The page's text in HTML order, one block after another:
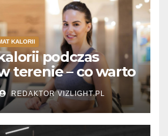
KALORII
podczas
terenie – co warto
REDAKTOR VIZLIGHT.PL